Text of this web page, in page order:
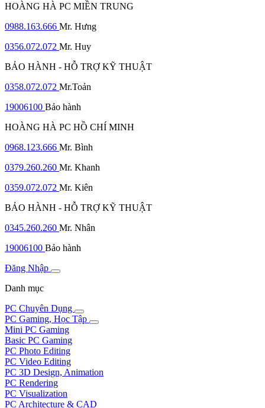
HOÀNG HÀ PC MIỀN TRUNG
0988.163.666 Mr. Hưng
0356.072.072 Mr. Huy
BẢO HÀNH - HỖ TRỢ KỸ THUẬT
0358.072.072 Mr.Toản
19006100 Bảo hành
HOÀNG HÀ PC HỒ CHÍ MINH
0968.123.666 Mr. Bình
0379.260.260 Mr. Khanh
0359.072.072 Mr. Kiên
BẢO HÀNH - HỖ TRỢ KỸ THUẬT
0345.260.260 Mr. Nhân
19006100 Bảo hành
Đăng Nhập
Danh mục
PC Chuyên Dụng
PC Gaming, Học Tập
Mini PC Gaming
Basic PC Gaming
PC Photo Editing
PC Video Editing
PC 3D Design, Animation
PC Rendering
PC Visualization
PC Architecture & CAD